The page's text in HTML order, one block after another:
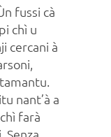
fussi cà
chì u
cercani à
nant’à a
farà